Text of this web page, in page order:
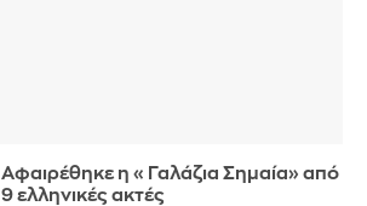
Αφαιρέθηκε η «Γαλάζια Σημαία» από
9 ελληνικές ακτές